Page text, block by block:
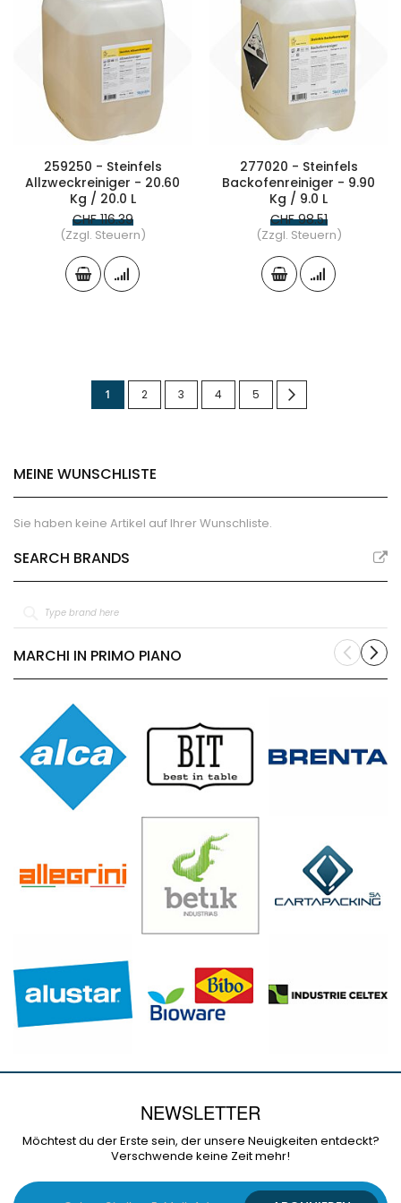
259250 - Steinfels
Allzweckreiniger - 20.60
Kg / 20.0 L
CHF 116.39
(Zzgl. Steuern)
277020 - Steinfels
Backofenreiniger - 9.90
Kg / 9.0 L
CHF 98.51
(Zzgl. Steuern)
Seite
Sie
die
Seite
1 Seite
2 Seite
3 Seite
4 Seite
5
MEINE WUNSCHLISTE
Sie haben keine Artikel auf Ihrer Wunschliste.
SEARCH BRANDS
MARCHI IN PRIMO PIANO
NEWSLETTER
Möchtest du der Erste sein, der unsere Neuigkeiten entdeckt?
Verschwende keine Zeit mehr!